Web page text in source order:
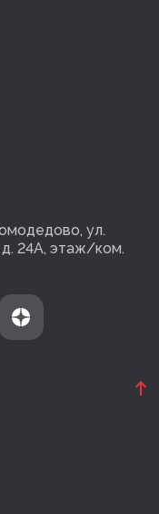
ул.
24А, этаж/ком.